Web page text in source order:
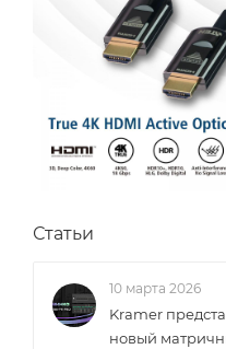
Статьи
10 марта 2026
Kramer
новый